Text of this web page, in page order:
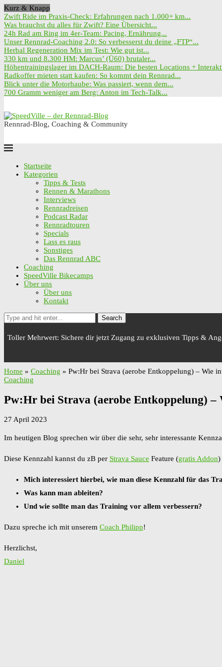
Kurz & Knapp
Zwift Ride im Praxis-Check: Erfahrungen nach 1.000+ km...
Was brauchst du alles für Zwift? Eine Übersicht...
24h Rad am Ring im 4er-Team: Pacing, Ernährung...
Unser Rennrad-Coaching 2.0: So verbesserst du deine „FTP“...
Herbal Regeneration Mix im Test: Wie gut ist...
330 km und 8.300 HM: Marcus’ (Ü60) brutaler...
Höhentrainingslager im DACH-Raum: Die besten Locations +
Radkoffer mieten statt kaufen: So kommt dein Rennrad...
Blick unter die Motorhaube: Was passiert, wenn dem...
700 Gramm weniger am Berg: Anton im Tech-Talk...
Rennrad-Blog, Coaching & Community
Startseite
Kategorien
Tipps & Tests
Rennen & Marathons
Interviews
Rennradreisen
Podcast Radar
Rennradtouren
Specials
Lass es raus
Sonstiges
Das Rennrad ABC
Coaching
SpeedVille Bikecamps
Über uns
Über uns
Kontakt
Search
Toller Mehrwert: Sichere dir jetzt Zugang zu exklusiven Tipps &
Home » Coaching » Pw:Hr bei Strava (aerobe Entkoppelung) – Wie
Coaching
Pw:Hr bei Strava (aerobe Entkoppelung)
27 April 2023
Im heutigen Blog sprechen wir über die sehr, sehr interessante
Diese Kennzahl kannst du zB per Strava Sauce Feature (gratis Addon)
Mich interessiert hierbei, wie man diese Kennzahl für das
Was kann man ableiten?
Und wie sollte man das Training vor allem verbessern?
Dazu spreche ich mit unserem Coach Philipp!
Herzlichst,
Daniel